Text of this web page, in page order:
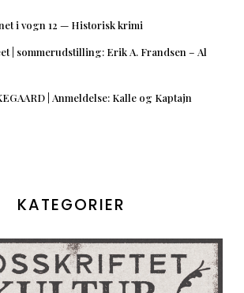
i vogn 12 — Historisk krimi
| sommerudstilling: Erik A. Frandsen – Al
| Anmeldelse: Kalle og Kaptajn
KATEGORIER